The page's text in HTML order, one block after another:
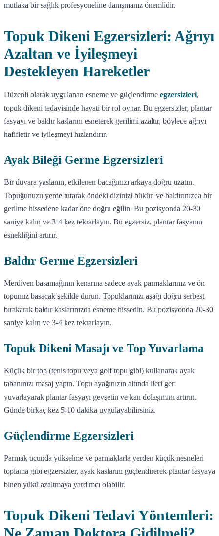
mutlaka bir sağlık profesyoneline danışmanız önemlidir.
Topuk Dikeni Egzersizleri: Ağrıyı
Azaltan ve İyileşmeyi
Destekleyen Hareketler
Düzenli olarak uygulanan esneme ve güçlendirme egzersizleri,
topuk dikeni tedavisinde hayati bir rol oynar. Bu egzersizler, plantar
fasyayı ve baldır kaslarını esneterek gerilimi azaltır, böylece ağrıyı
hafifletir ve iyileşmeyi hızlandırır.
Ayak Bileği Germe Egzersizleri
Bir duvara yaslanın, etkilenen bacağınızı arkaya doğru uzatın.
Topuğunuzu yerde tutarak öndeki dizinizi bükün ve baldırınızda bir
gerilme hissedene kadar öne doğru eğilin. Bu pozisyonda 20-30
saniye kalın ve 3-4 kez tekrarlayın. Bu egzersiz, plantar fasyanın
esnekliğini artırır.
Baldır Germe Egzersizleri
Merdiven basamağının kenarına sadece ayak parmaklarınız ve ön
topunuz basacak şekilde durun. Topuklarınızı aşağı doğru serbest
bırakarak baldır kaslarınızda esneme hissedin. Bu pozisyonda 20-30
saniye kalın ve 3-4 kez tekrarlayın.
Topuk Dikeni Masajı ve Top Yuvarlama
Küçük bir top (tenis topu veya golf topu gibi) kullanarak ayak
tabanınızı masaj yapın. Topu ayağınızın altında ileri geri
yuvarlayarak plantar fasyayı gevşetin ve kan dolaşımını artırın.
Günde birkaç kez 5-10 dakika uygulayabilirsiniz.
Güçlendirme Egzersizleri
Parmak ucunda yükselme ve parmaklarla yerden küçük nesneleri
toplama gibi egzersizler, ayak kaslarını güçlendirerek plantar fasyaya
binen yükü azaltmaya yardımcı olabilir.
Topuk Dikeni Tedavi Yöntemleri:
Ne Zaman Doktora Gidilmeli?